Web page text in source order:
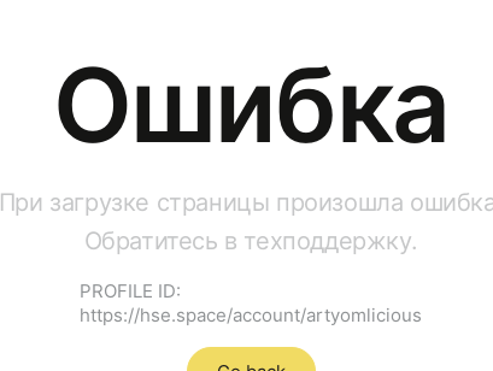
Ошибка
При загрузке страницы произошла
Обратитесь в техподдержку.
PROFILE ID:
https://hse.space/account/artyomlicious